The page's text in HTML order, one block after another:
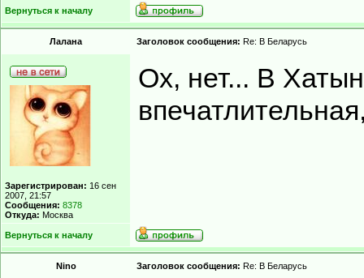
Вернуться к началу
Лалана Заголовок сообщения: Re: В Беларусь
Зарегистрирован: 16 сен
2007, 21:57
Сообщения: 8378
Откуда: Москва
Ох, нет... В
Вернуться к началу
Nino Заголовок сообщения: Re: В Беларусь